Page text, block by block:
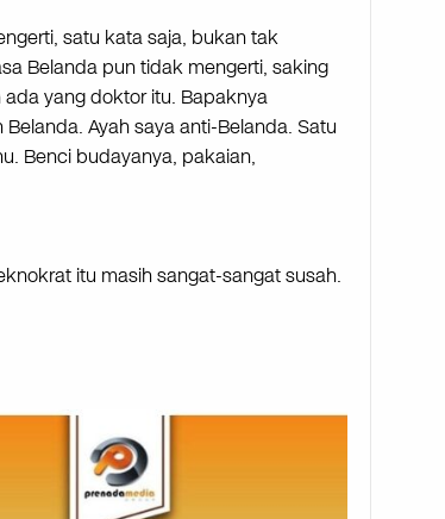
satu kata saja, bukan tak
Belanda pun tidak mengerti, saking
yang doktor itu. Bapaknya
Ayah saya anti-Belanda. Satu
Benci budayanya, pakaian,
itu masih sangat-sangat susah.